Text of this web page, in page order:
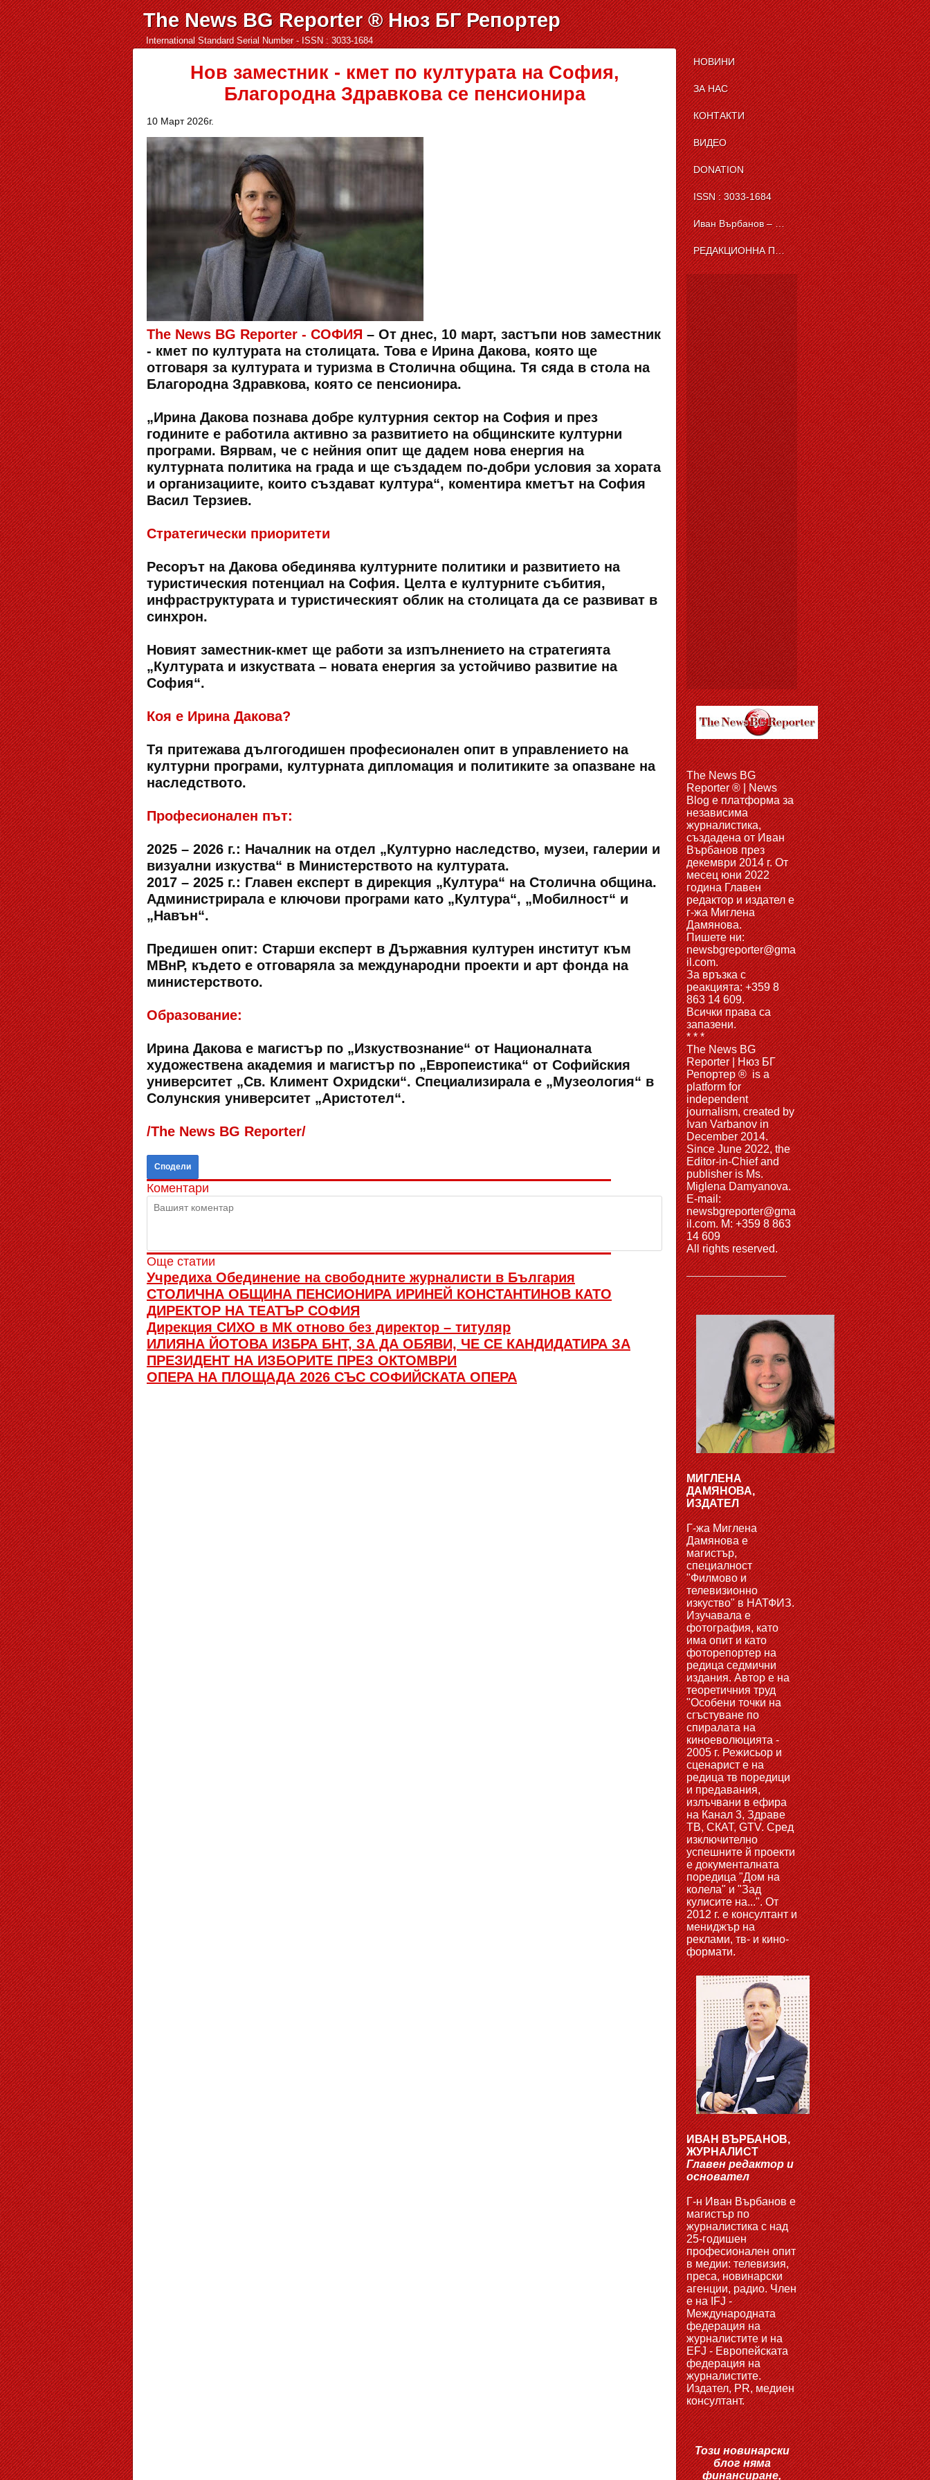
International Standard Serial Number - ISSN : 3033-1684
The News BG Reporter ® Нюз БГ Репортер
Нов заместник - кмет по културата на София,
Благородна Здравкова се пенсионира
10 Март 2026г.
The News BG Reporter - СОФИЯ – От днес, 10 март, застъпи нов заместник
- кмет по културата на столицата. Това е Ирина Дакова, която ще
отговаря за културата и туризма в Столична община. Тя сяда в стола на
Благородна Здравкова, която се пенсионира.
„Ирина Дакова познава добре културния сектор на София и през
годините е работила активно за развитието на общинските културни
програми. Вярвам, че с нейния опит ще дадем нова енергия на
културната политика на града и ще създадем по-добри условия за хората
и организациите, които създават култура“, коментира кметът на София
Васил Терзиев.
Стратегически приоритети
Ресорът на Дакова обединява културните политики и развитието на
туристическия потенциал на София. Целта е културните събития,
инфраструктурата и туристическият облик на столицата да се развиват в
синхрон.
Новият заместник-кмет ще работи за изпълнението на стратегията
„Културата и изкуствата – новата енергия за устойчиво развитие на
София“.
Коя е Ирина Дакова?
Тя притежава дългогодишен професионален опит в управлението на
културни програми, културната дипломация и политиките за опазване на
наследството.
Професионален път:
2025 – 2026 г.: Началник на отдел „Културно наследство, музеи, галерии и
визуални изкуства“ в Министерството на културата.
2017 – 2025 г.: Главен експерт в дирекция „Култура“ на Столична община.
Администрирала е ключови програми като „Култура“, „Мобилност“ и
„Навън“.
Предишен опит: Старши експерт в Държавния културен институт към
МВнР, където е отговаряла за международни проекти и арт фонда на
министерството.
Образование:
Ирина Дакова е магистър по „Изкуствознание“ от Националната
художествена академия и магистър по „Европеистика“ от Софийския
университет „Св. Климент Охридски“. Специализирала е „Музеология“ в
Солунския университет „Аристотел“.
/The News BG Reporter/
Сподели
Коментари
Още статии
Учредиха Обединение на свободните журналисти в България
СТОЛИЧНА ОБЩИНА ПЕНСИОНИРА ИРИНЕЙ КОНСТАНТИНОВ КАТО
ДИРЕКТОР НА ТЕАТЪР СОФИЯ
Дирекция СИХО в МК отново без директор – титуляр
ИЛИЯНА ЙОТОВА ИЗБРА БНТ, ЗА ДА ОБЯВИ, ЧЕ СЕ КАНДИДАТИРА ЗА
ПРЕЗИДЕНТ НА ИЗБОРИТЕ ПРЕЗ ОКТОМВРИ
ОПЕРА НА ПЛОЩАДА 2026 СЪС СОФИЙСКАТА ОПЕРА
НОВИНИ
ЗА НАС
КОНТАКТИ
ВИДЕО
DONATION
ISSN : 3033-1684
Иван Върбанов – журналист | The News BG Reporter
РЕДАКЦИОННА ПОЛИТИКА НА THE NEWS BG REPORTER
The News BG
Reporter ® | News
Blog e платформа за
независима
журналистика,
създадена от Иван
Върбанов през
декември 2014 г. От
месец юни 2022
година Главен
редактор и издател е
г-жа Миглена
Дамянова.
Пишете ни:
newsbgreporter@gma
il.com.
За връзка с
реакцията: +359 8
863 14 609.
Всички права са
запазени.
* * *
The News BG
Reporter | Нюз БГ
Репортер ® is a
platform for
independent
journalism, created by
Ivan Varbanov in
December 2014.
Since June 2022, the
Editor-in-Chief and
publisher is Ms.
Miglena Damyanova.
Е-mail:
newsbgreporter@gma
il.com. M: +359 8 863
14 609
All rights reserved.
МИГЛЕНА
ДАМЯНОВА,
ИЗДАТЕЛ
Г-жа Миглена
Дамянова е
магистър,
специалност
"Филмово и
телевизионно
изкуство" в НАТФИЗ.
Изучавала е
фотография, като
има опит и като
фоторепортер на
редица седмични
издания. Автор е на
теоретичния труд
"Особени точки на
сгъстуване по
спиралата на
киноеволюцията -
2005 г. Режисьор и
сценарист е на
редица тв поредици
и предавания,
излъчвани в ефира
на Канал 3, Здраве
ТВ, СКАТ, GTV. Сред
изключително
успешните й проекти
е документалната
поредица "Дом на
колела" и "Зад
кулисите на...". От
2012 г. е консултант и
мениджър на
реклами, тв- и кино-
формати.
ИВАН ВЪРБАНОВ,
ЖУРНАЛИСТ
Главен редактор и
основател
Г-н Иван Върбанов е
магистър по
журналистика с над
25-годишен
професионален опит
в медии: телевизия,
преса, новинарски
агенции, радио. Член
е на IFJ -
Международната
федерация на
журналистите и на
EFJ - Европейската
федерация на
журналистите.
Издател, PR, медиен
консултант.
Този новинарски
блог няма
финансиране,